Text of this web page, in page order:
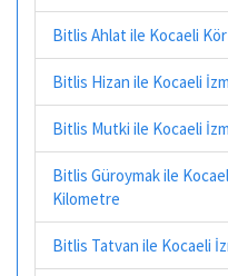
Bitlis Ahlat ile Kocaeli
Bitlis Hizan ile Kocaeli
Bitlis Mutki ile Kocaeli
Bitlis Güroymak ile
Kilometre
Bitlis Tatvan ile Kocaeli